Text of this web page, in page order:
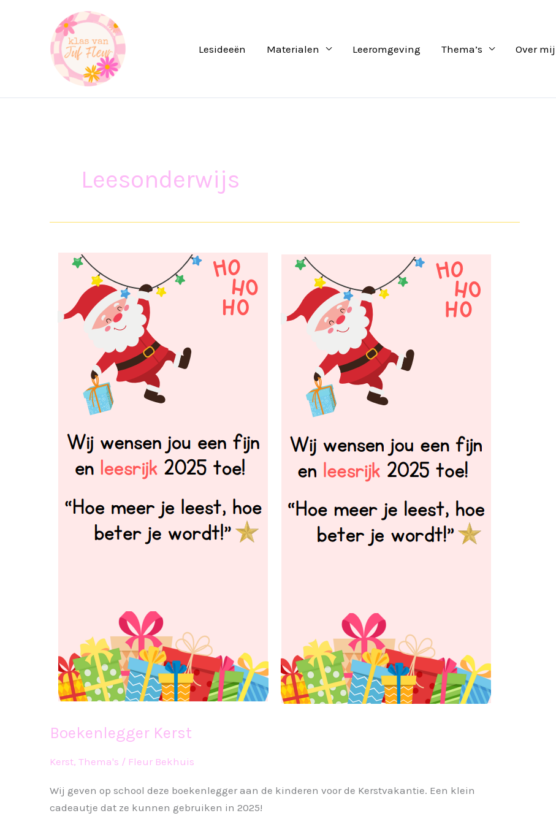
Lesideeën Materialen Leeromgeving Thema’s Over mij
Leesonderwijs
Boekenlegger Kerst
Kerst, Thema's / Fleur Bekhuis
Wij geven op school deze boekenlegger aan de kinderen voor de Kerstvakantie. Een klein
cadeautje dat ze kunnen gebruiken in 2025!